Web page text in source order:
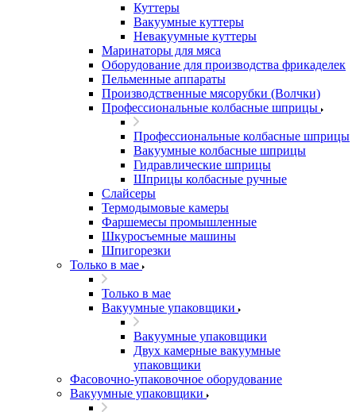
Куттеры
Вакуумные куттеры
Невакуумные куттеры
Маринаторы для мяса
Оборудование для производства фрикаделек
Пельменные аппараты
Производственные мясорубки (Волчки)
Профессиональные колбасные шприцы
Профессиональные колбасные шприцы
Вакуумные колбасные шприцы
Гидравлические шприцы
Шприцы колбасные ручные
Слайсеры
Термодымовые камеры
Фаршемесы промышленные
Шкуросъемные машины
Шпигорезки
Только в мае
Только в мае
Вакуумные упаковщики
Вакуумные упаковщики
Двух камерные вакуумные
упаковщики
Фасовочно-упаковочное оборудование
Вакуумные упаковщики